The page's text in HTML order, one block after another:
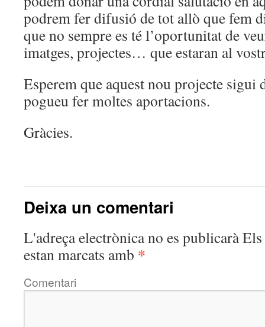
podrem fer difusió de tot allò que fem
que no sempre es té l’oportunitat de
imatges, projectes… que estaran al
Esperem que aquest nou projecte sigui
pogueu fer moltes aportacions.
Gràcies.
Deixa un comentari
L'adreça electrònica no es publicaràEls
estan marcats amb *
Comentari